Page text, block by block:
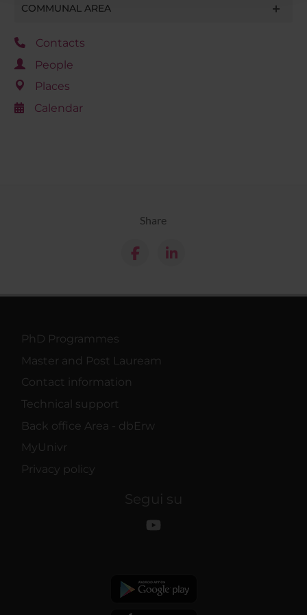
raccolto dal tuo utilizzo dei loro servizi.
COMMUNAL AREA
Contacts
People
Places
Calendar
Share
PhD Programmes
Master and Post Lauream
Contact information
Technical support
Back office Area - dbErw
MyUnivr
Privacy policy
Segui su